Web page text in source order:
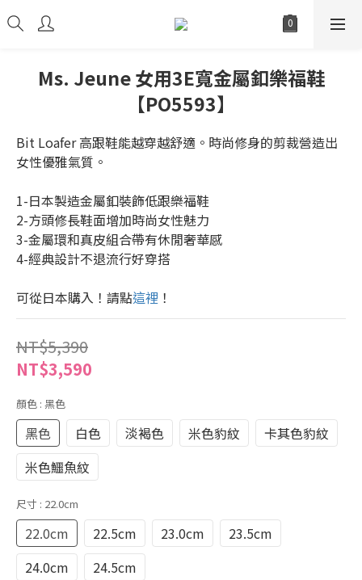
Ms. Jeune 女用3E寬金屬釦樂福鞋
【PO5593】
Bit Loafer 高跟鞋能越穿越舒適。時尚修身的剪裁營造出
女性優雅氣質。
1-日本製造金屬釦裝飾低跟樂福鞋
2-方頭修長鞋面增加時尚女性魅力
3-金屬環和真皮組合帶有休閒奢華感
4-經典設計不退流行好穿搭
可從日本購入！請點這裡 ！
NT$5,390
NT$3,590
顏色 : 黑色
黑色 白色 淡褐色 米色豹紋
卡其色豹紋
米色鱷魚紋
尺寸 : 22.0cm
22.0cm 22.5cm 23.0cm
23.5cm
24.0cm
24.5cm